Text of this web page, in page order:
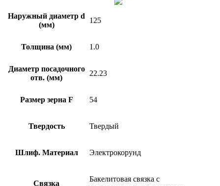
Наружный диаметр d
(мм)
125
Толщина (мм) 1.0
Диаметр посадочного
отв. (мм)
22.23
Размер зерна F 54
Твердость Твердый
Шлиф. Материал Электрокорунд
Связка
Бакелитовая связка с